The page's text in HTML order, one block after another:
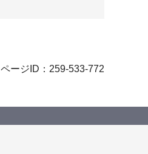
ページID：259-533-772